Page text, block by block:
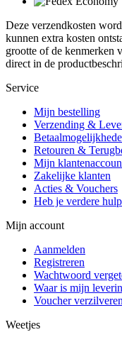
Deze verzendkosten
kunnen extra kosten
grootte of de kenmerken
direct in de
Service
Mijn bestelling
Verzending &
Retouren &
Mijn
Zakelijke klanten
Acties & Vouchers
Heb je verdere
Mijn account
Aanmelden
Registreren
Wachtwoord
Waar is mijn
Voucher verzilveren
Weetjes